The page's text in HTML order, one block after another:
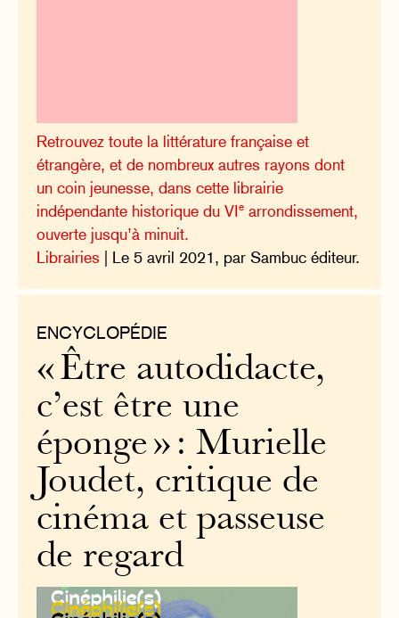
Retrouvez toute la littérature française et
étrangère, et de nombreux autres rayons dont
un coin jeunesse, dans cette librairie
indépendante historique du VIe arrondissement,
ouverte jusqu’à minuit.
Librairies | Le 5 avril 2021, par Sambuc éditeur.
ENCYCLOPÉDIE
« Être autodidacte,
c’est être une
éponge » : Murielle
Joudet, critique de
cinéma et passeuse
de regard